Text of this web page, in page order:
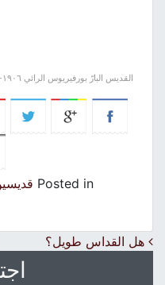
القديس البارّ بورفيريوس الرائي ١٩٠٦-١٩٩ ١
Posted in قديسين
navigation
هل القداس طويل؟